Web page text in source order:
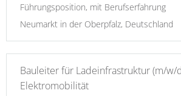
Führungsposition, mit Berufserfahrung
Neumarkt in der Oberpfalz, Deutschland
Bauleiter für Ladeinfrastruktur (m/w/
Elektromobilität